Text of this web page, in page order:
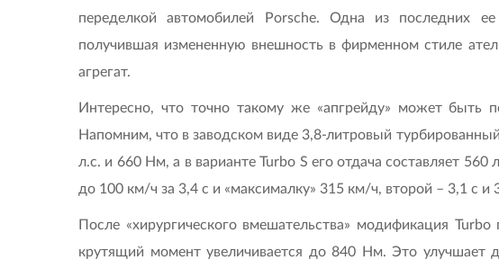
переделкой автомобилей Porsche. Одна из последних
получившая измененную внешность в фирменном стиле
агрегат.
Интересно, что точно такому же «апгрейду» может быть
Напомним, что в заводском виде 3,8-литровый
л.с. и 660 Нм, а в варианте Turbo S его отдача составляет
до 100 км/ч за 3,4 с и «максималку» 315 км/ч, второй – 3,1 с и
После «хирургического вмешательства» модификация
крутящий момент увеличивается до 840 Нм. Это улучшает